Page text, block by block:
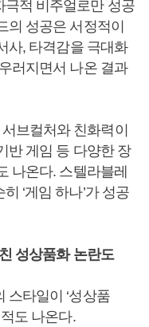
극적 비주얼로만 성공
의 성공은 서정적이
사, 타격감을 극대화
러지면서 나온 결과
브컬처와 친화력이
반 게임 등 다양한 장
나온다. 스텔라블레
‘게임 하나’가 성공
성상품화 논란도
스타일이 ‘성상품
도 나온다.